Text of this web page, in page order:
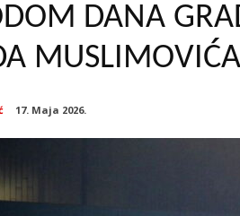
DANA
MUSLIMOVIĆA
17. Maja 2026.